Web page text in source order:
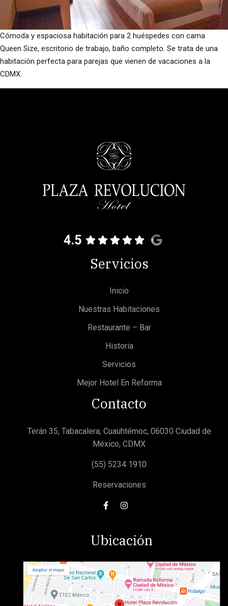
Cómoda y espaciosa habitación para 2 huéspedes con cama
Queen Size, escritorio de trabajo, baño completo. Se trata de una
habitación perfecta para parejas que vienen de vacaciones a la
CDMX.
4.5
Servicios
Inicio
Nuestras Habitaciones
Restaurante – Bar
Historia
Servicios
Mejor Hotel En Reforma
Contacto
Terán 35, Tabacalera, Cuauhtémoc, 06030 Ciudad de
México, CDMX
(55) 5234 1910
Reservaciones
Ubicación